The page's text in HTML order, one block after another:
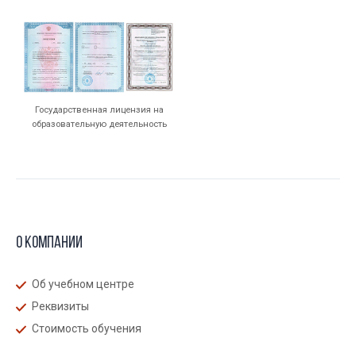
Государственная лицензия на
образовательную деятельность
О компании
Об учебном центре
Реквизиты
Стоимость обучения